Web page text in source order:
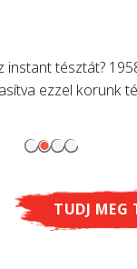
TUDJ MEG